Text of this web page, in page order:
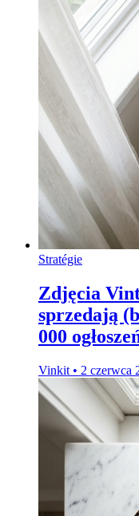
Stratégie
Zdjęcia
sprzedają
000
Vinkit • 2 czerwca